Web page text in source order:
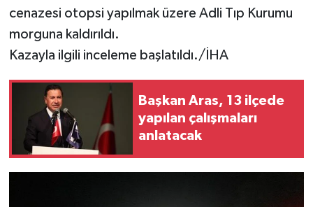
cenazesi otopsi yapılmak üzere Adli Tıp Kurumu
morguna kaldırıldı.
Kazayla ilgili inceleme başlatıldı./İHA
Başkan Aras, 13 ilçede
yapılan çalışmaları
anlatacak